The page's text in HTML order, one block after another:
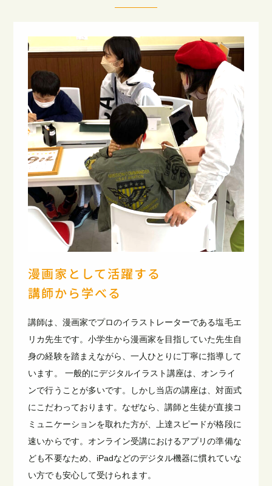
漫画家として活躍する
講師から学べる
講師は、漫画家でプロのイラストレーターである塩毛エ
リカ先生です。小学生から漫画家を目指していた先生自
身の経験を踏まえながら、一人ひとりに丁寧に指導して
います。 一般的にデジタルイラスト講座は、オンライ
ンで行うことが多いです。しかし当店の講座は、対面式
にこだわっております。なぜなら、講師と生徒が直接コ
ミュニケーションを取れた方が、上達スピードが格段に
速いからです。オンライン受講におけるアプリの準備な
ども不要なため、iPadなどのデジタル機器に慣れていな
い方でも安心して受けられます。